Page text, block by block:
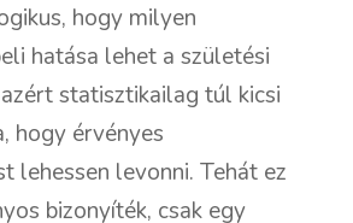
hogy milyen
hatása lehet a születési
statisztikailag túl kicsi
hogy érvényes
lehessen levonni. Tehát ez
bizonyíték, csak egy